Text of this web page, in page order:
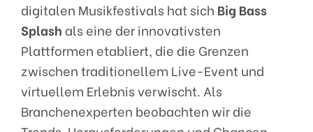
digitalen Musikfestivals hat sich Big Bass
Splash als eine der innovativsten
Plattformen etabliert, die die Grenzen
zwischen traditionellem Live-Event und
virtuellem Erlebnis verwischt. Als
Branchenexperten beobachten wir die